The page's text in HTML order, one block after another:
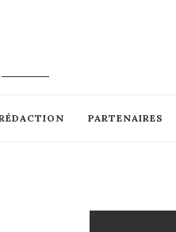
PARTENAIRES